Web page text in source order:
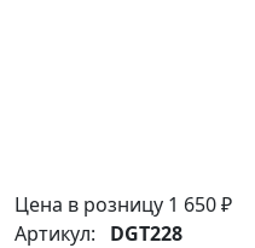
Цена в розницу 1 650 ₽
Артикул: DGT228